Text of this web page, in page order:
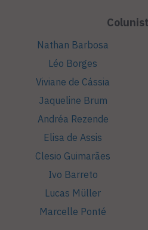
Nathan Barbosa
Léo Borges
Viviane de Cássia
Jaqueline Brum
Andréa Rezende
Elisa de Assis
Clesio Guimarães
Ivo Barreto
Lucas Müller
Marcelle Ponté